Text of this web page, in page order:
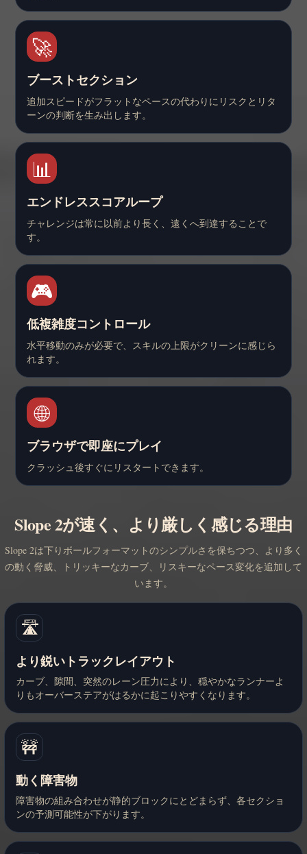
🚀
ブーストセクション
追加スピードがフラットなペースの代わりにリスクとリタ
ーンの判断を生み出します。
📊
エンドレススコアループ
チャレンジは常に以前より長く、遠くへ到達することで
す。
🎮
低複雑度コントロール
水平移動のみが必要で、スキルの上限がクリーンに感じら
れます。
🌐
ブラウザで即座にプレイ
クラッシュ後すぐにリスタートできます。
Slope 2が速く、より厳しく感じる理由
Slope 2は下りボールフォーマットのシンプルさを保ちつつ、より多く
の動く脅威、トリッキーなカーブ、リスキーなペース変化を追加して
います。
🛣️
より鋭いトラックレイアウト
カーブ、隙間、突然のレーン圧力により、穏やかなランナーよ
りもオーバーステアがはるかに起こりやすくなります。
🚧
動く障害物
障害物の組み合わせが静的ブロックにとどまらず、各セクショ
ンの予測可能性が下がります。